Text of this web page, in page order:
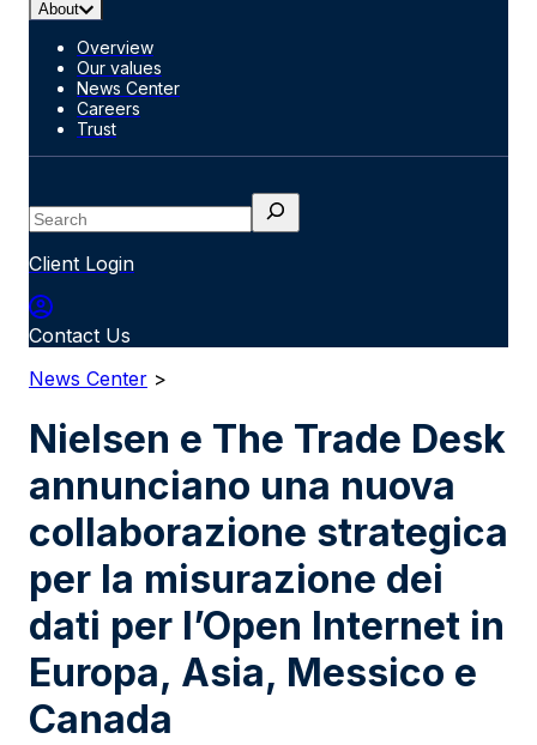
About
Overview
Our values
News Center
Careers
Trust
Search
Client Login
Contact Us
News Center >
Nielsen e The Trade Desk
annunciano una nuova
collaborazione strategica
per la misurazione dei
dati per l’Open Internet in
Europa, Asia, Messico e
Canada